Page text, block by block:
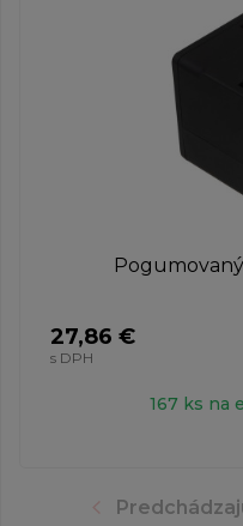
27,86 €
s DPH
167 ks na